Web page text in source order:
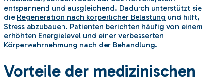
entspannend und ausgleichend. Dadurch unterstützt sie
die Regeneration nach körperlicher Belastung und hilft,
Stress abzubauen. Patienten berichten häufig von einem
erhöhten Energielevel und einer verbesserten
Körperwahrnehmung nach der Behandlung.
Vorteile der medizinischen